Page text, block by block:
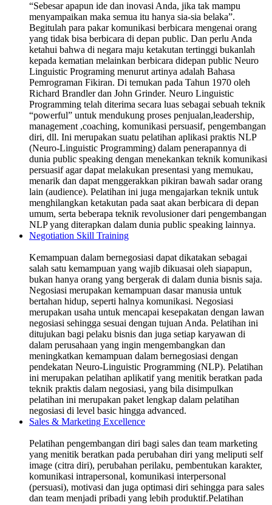
“Sebesar apapun ide dan inovasi Anda, jika tak mampu
menyampaikan maka semua itu hanya sia-sia belaka”.
Begitulah para pakar komunikasi berbicara mengenai orang
yang tidak bisa berbicara di depan public. Dan perlu Anda
ketahui bahwa di negara maju ketakutan tertinggi bukanlah
kepada kematian melainkan berbicara didepan public Neuro
Linguistic Programing menurut artinya adalah Bahasa
Pemrograman Fikiran. Di temukan pada Tahun 1970 oleh
Richard Brandler dan John Grinder. Neuro Linguistic
Programming telah diterima secara luas sebagai sebuah teknik
“powerful” untuk mendukung proses penjualan,leadership,
management ,coaching, komunikasi persuasif, pengembangan
diri, dll. Ini merupakan suatu pelatihan aplikasi praktis NLP
(Neuro-Linguistic Programming) dalam penerapannya di
dunia public speaking dengan menekankan teknik komunikasi
persuasif agar dapat melakukan presentasi yang memukau,
menarik dan dapat menggerakkan pikiran bawah sadar orang
lain (audience). Pelatihan ini juga mengajarkan teknik untuk
menghilangkan ketakutan pada saat akan berbicara di depan
umum, serta beberapa teknik revolusioner dari pengembangan
NLP yang diterapkan dalam dunia public speaking lainnya.
Negotiation Skill Training
Kemampuan dalam bernegosiasi dapat dikatakan sebagai
salah satu kemampuan yang wajib dikuasai oleh siapapun,
bukan hanya orang yang bergerak di dalam dunia bisnis saja.
Negosiasi merupakan kemampuan dasar manusia untuk
bertahan hidup, seperti halnya komunikasi. Negosiasi
merupakan usaha untuk mencapai kesepakatan dengan lawan
negosiasi sehingga sesuai dengan tujuan Anda. Pelatihan ini
ditujukan bagi pelaku bisnis dan juga setiap karyawan di
dalam perusahaan yang ingin mengembangkan dan
meningkatkan kemampuan dalam bernegosiasi dengan
pendekatan Neuro-Linguistic Programming (NLP). Pelatihan
ini merupakan pelatihan aplikatif yang menitik beratkan pada
teknik praktis dalam negosiasi, yang bila disimpulkan
pelatihan ini merupakan paket lengkap dalam pelatihan
negosiasi di level basic hingga advanced.
Sales & Marketing Excellence
Pelatihan pengembangan diri bagi sales dan team marketing
yang menitik beratkan pada perubahan diri yang meliputi self
image (citra diri), perubahan perilaku, pembentukan karakter,
komunikasi intrapersonal, komunikasi interpersonal
(persuasi), motivasi dan juga optimasi diri sehingga para sales
dan team menjadi pribadi yang lebih produktif.Pelatihan